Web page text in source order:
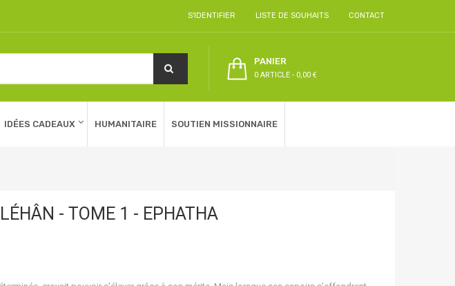
S'IDENTIFIER LISTE DE SOUHAITS CONTACT
PANIER
0 ARTICLE - 0,00 €
IDÉES CADEAUX HUMANITAIRE SOUTIEN MISSIONNAIRE
- TOME 1 - EPHATHA